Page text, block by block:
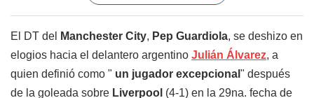
El DT del Manchester City, Pep Guardiola, se deshizo en
elogios hacia el delantero argentino Julián Álvarez, a
quien definió como " un jugador excepcional " después
de la goleada sobre Liverpool (4-1) en la 29na. fecha de